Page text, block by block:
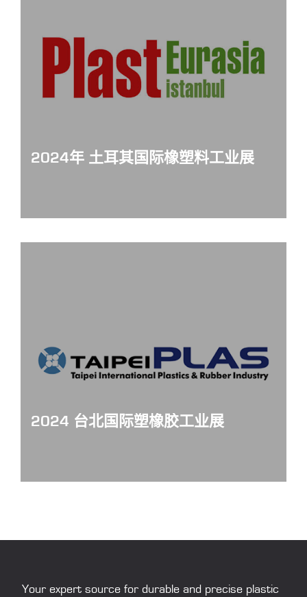
2024年 土耳其国际橡塑料工业展
2024 台北国际塑橡胶工业展
Your expert source for durable and precise plastic